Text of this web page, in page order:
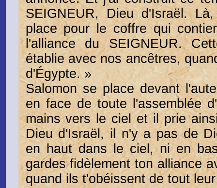
SEIGNEUR, Dieu d'Israël.
place pour le coffre qui
l'alliance du SEIGNEUR.
établie avec nos ancêtres,
d'Égypte. »
Salomon se place devant
en face de toute l'assemblée
mains vers le ciel et il prie
Dieu d'Israël, il n'y a pas de
en haut dans le ciel, ni en
gardes fidèlement ton alliance
quand ils t'obéissent de tout